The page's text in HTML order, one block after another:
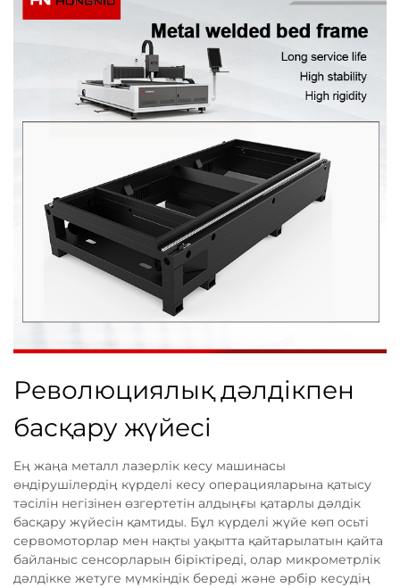
Революциялық дәлдікпен
басқару жүйесі
Ең жаңа металл лазерлік кесу машинасы
өндірушілердің күрделі кесу операцияларына қатысу
тәсілін негізінен өзгертетін алдыңғы қатарлы дәлдік
басқару жүйесін қамтиды. Бұл күрделі жүйе көп осьті
сервомоторлар мен нақты уақытта қайтарылатын қайта
байланыс сенсорларын біріктіреді, олар микрометрлік
дәлдікке жетуге мүмкіндік береді және әрбір кесудің